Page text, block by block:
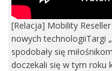
[Relacja] Mobility
nowych technologiiTargi
spodobały się
doczekali się w tym roku